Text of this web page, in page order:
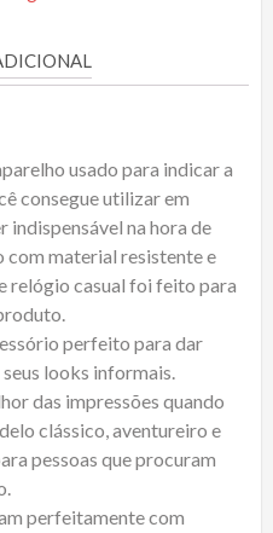
usado para indicar a
consegue utilizar em
indispensável na hora de
com material resistente e
relógio casual foi feito para
perfeito para dar
looks informais.
das impressões quando
clássico, aventureiro e
pessoas que procuram
perfeitamente com